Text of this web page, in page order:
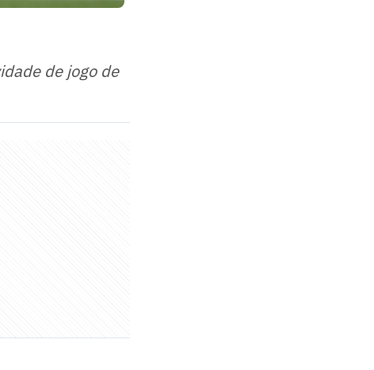
de jogo de